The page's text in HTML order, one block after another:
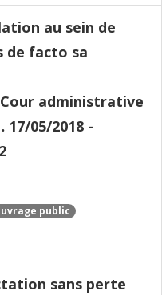
au sein de
de facto sa
Cour administrative
05/2018 -
public
sans perte